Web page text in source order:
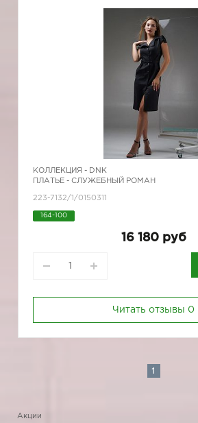
КОЛЛЕКЦИЯ - DNK
ПЛАТЬЕ - СЛУЖЕБНЫЙ РОМАН
223-7132/1/0150311
164-100
16 180 руб
Читать отзывы 0
1
Акции